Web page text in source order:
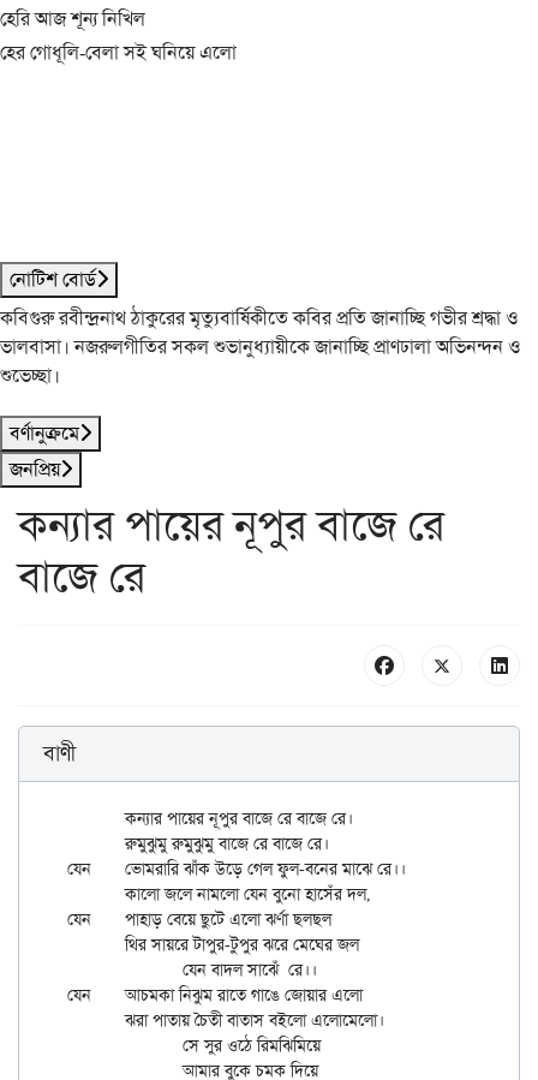
হেরি আজ শূন্য নিখিল
হের গোধূলি-বেলা সই ঘনিয়ে এলো
নোটিশ বোর্ড
কবিগুরু রবীন্দ্রনাথ ঠাকুরের মৃত্যুবার্ষিকীতে কবির প্রতি জানাচ্ছি গভীর শ্রদ্ধা ও
ভালবাসা। নজরুলগীতির সকল শুভানুধ্যায়ীকে জানাচ্ছি প্রাণঢালা অভিনন্দন ও
শুভেচ্ছা।
বর্ণানুক্রমে
জনপ্রিয়
কন্যার পায়ের নূপুর বাজে রে
বাজে রে
বাণী
	কন্যার পায়ের নূপুর বাজে রে বাজে রে।
	রুমুঝুমু রুমুঝুমু বাজে রে বাজে রে।
যেন	ভোমরারি ঝাঁক উড়ে গেল ফুল-বনের মাঝে রে।।
	কালো জলে নামলো যেন বুনো হাসেঁর দল,
যেন	পাহাড় বেয়ে ছুটে এলো ঝর্ণা ছলছল
	থির সায়রে টাপুর-টুপুর ঝরে মেঘের জল
যেন	আচমকা নিঝুম রাতে গাঙে জোয়ার এলো
	ঝরা পাতায় চৈতী বাতাস বইলো এলোমেলো।
		আমার বুকে চমক দিয়ে